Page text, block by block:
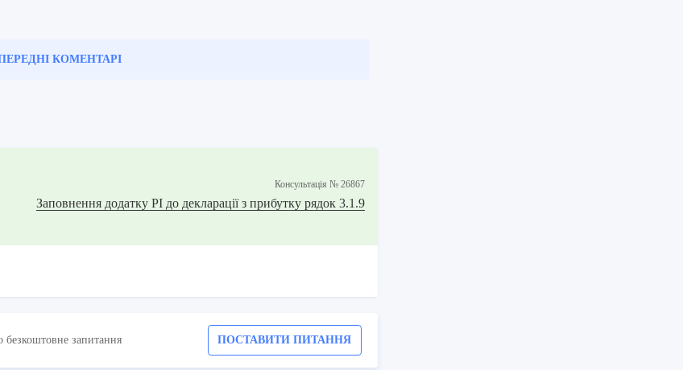
КОМЕНТАРІ
Консультацiя № 26867
Заповнення додатку РІ до декларації з прибутку рядок 3.1.9
безкоштовне запитання ПОСТАВИТИ ПИТАННЯ